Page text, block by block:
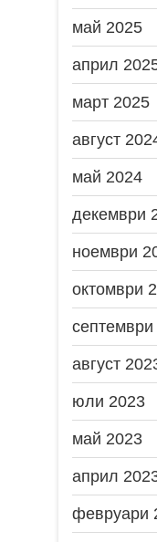
май 2025
април
март 2025
август
май 2024
декември
ноември
октомври
август
юли 2023
май 2023
април
февруари